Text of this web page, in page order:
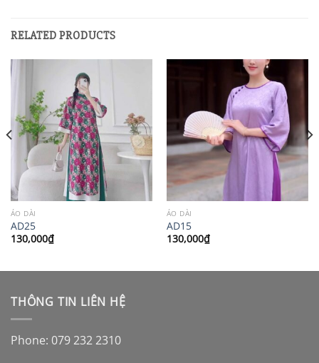
RELATED PRODUCTS
ÁO DÀI
AD25
130,000₫
ÁO DÀI
AD15
130,000₫
THÔNG TIN LIÊN HỆ
Phone: 079 232 2310